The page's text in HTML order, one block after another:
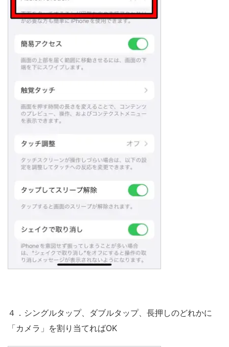
４．シングルタップ、ダブルタップ、長押しのどれかに
「カメラ」を割り当てればOK